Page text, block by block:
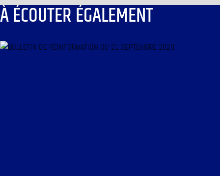
À ÉCOUTER ÉGALEMENT